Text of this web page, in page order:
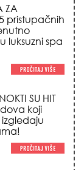
SU HIT
koji
Vazdušni
menja iz